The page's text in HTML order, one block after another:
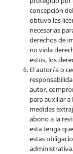
concepción
obtuvo las
necesarias
derechos de
no viola
estos, los
El autor/a o
autor,
para auxiliar a
medidas
abono a la
esta tenga
estas
administrativa.